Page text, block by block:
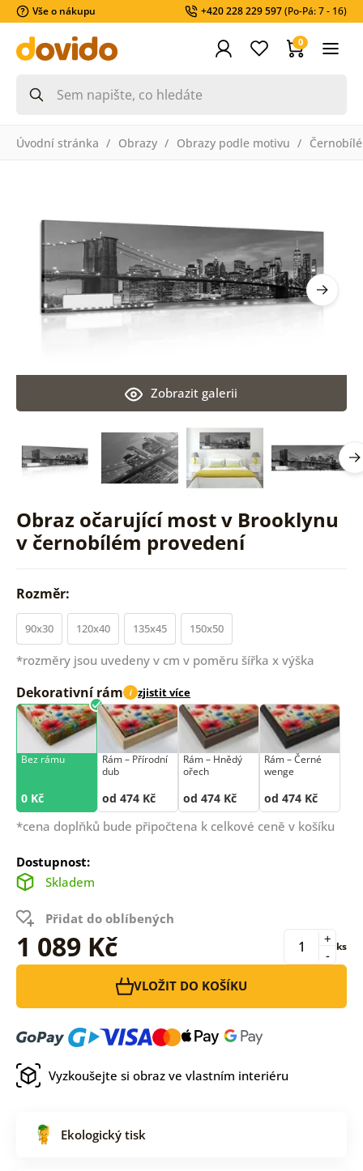
Vše o nákupu +420 228 229 597(Po-Pá: 7 - 16)
0
Úvodní stránka Obrazy Obrazy podle motivu
Obraz očarující most v Brooklynu
v černobílém provedení
Zobrazit galerii
Rozměr:
90x30 120x40 135x45 150x50
*rozměry jsou uvedeny v cm v poměru šířka x výška
Dekorativní rám i zjistit více
Bez rámu
0 Kč
Rám –⁠⁠⁠⁠⁠⁠ Přírodní
dub
od 474 Kč
Rám –⁠⁠⁠⁠⁠⁠ Hnědý
ořech
od 474 Kč
Rám –⁠⁠⁠⁠⁠⁠ Černé
wenge
od 474 Kč
*cena doplňků bude připočtena k celkové ceně v košíku
Dostupnost:
Skladem
Přidat do oblíbených
1 089 Kč -
+ ks
VLOŽIT DO KOŠÍKU
Vyzkoušejte si obraz ve vlastním interiéru
Ekologický tisk